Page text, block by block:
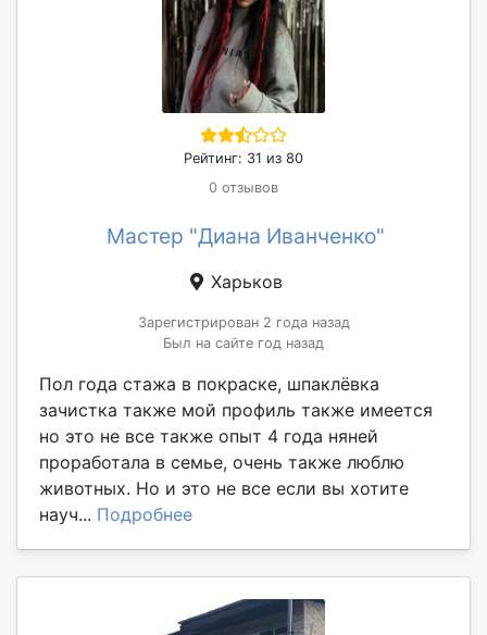
Рейтинг: 31 из 80
0 отзывов
Мастер "Диана Иванченко"
Харьков
Зарегистрирован 2 года назад
Был на сайте год назад
Пол года стажа в покраске, шпаклёвка
зачистка также мой профиль также имеется
но это не все также опыт 4 года няней
проработала в семье, очень также люблю
животных. Но и это не все если вы хотите
науч... Подробнее